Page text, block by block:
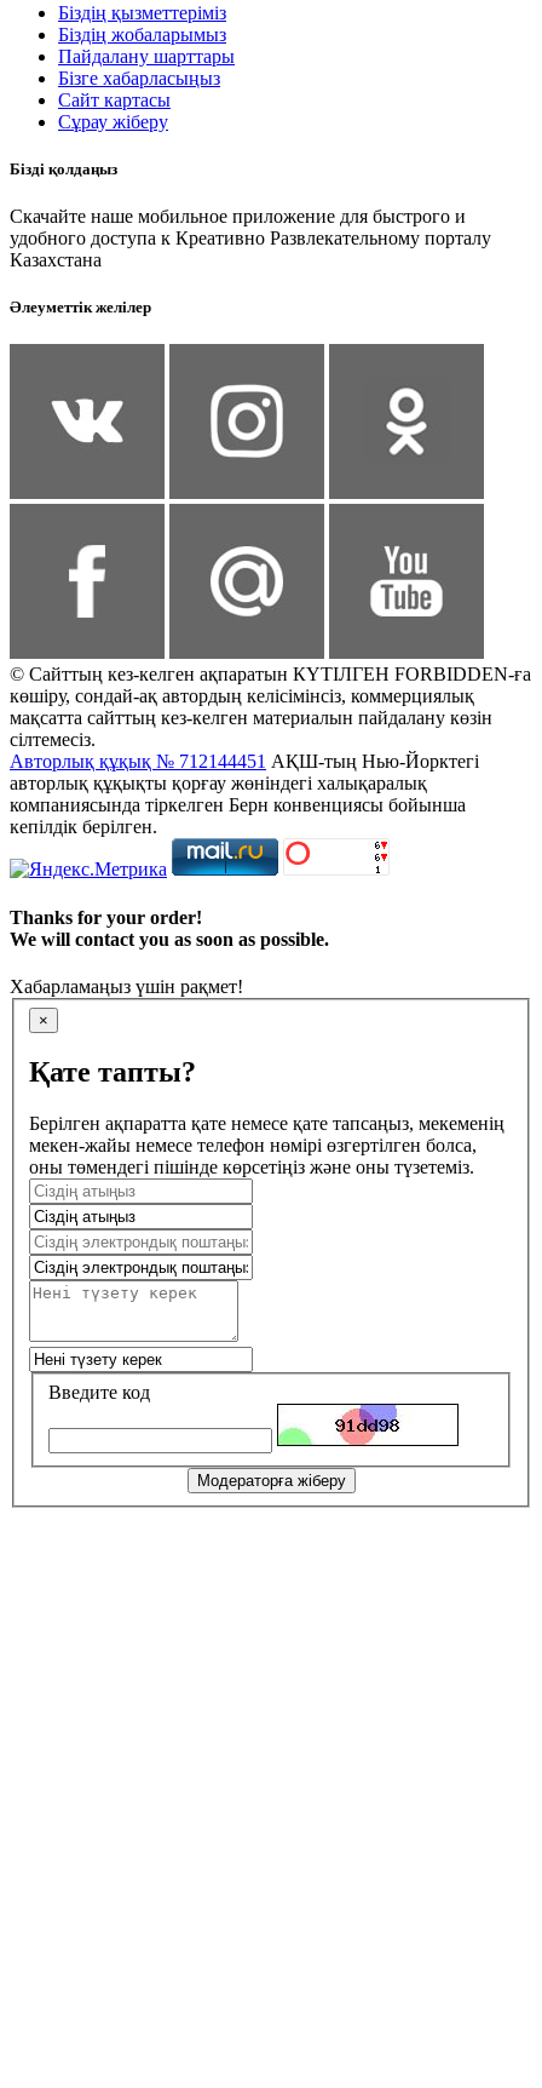
Біздің қызметтеріміз
Біздің жобаларымыз
Пайдалану шарттары
Бізге хабарласыңыз
Сайт картасы
Сұрау жіберу
Бізді қолдаңыз
Скачайте наше мобильное приложение для быстрого и
удобного доступа к Креативно Развлекательному порталу
Казахстана
Әлеуметтік желілер
© Сайттың кез-келген ақпаратын КҮТІЛГЕН FORBIDDEN-ға
көшіру, сондай-ақ автордың келісімінсіз, коммерциялық
мақсатта сайттың кез-келген материалын пайдалану көзін
сілтемесіз.
Авторлық құқық № 712144451 АҚШ-тың Нью-Йорктегі
авторлық құқықты қорғау жөніндегі халықаралық
компаниясында тіркелген Берн конвенциясы бойынша
кепілдік берілген.
Thanks for your order!
We will contact you as soon as possible.
Хабарламаңыз үшін рақмет!
×
Қате тапты?
Берілген ақпаратта қате немесе қате тапсаңыз, мекеменің
мекен-жайы немесе телефон нөмірі өзгертілген болса,
оны төмендегі пішінде көрсетіңіз және оны түзетеміз.
Введите код
Модераторға жіберу